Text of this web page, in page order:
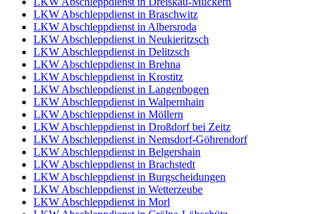
LKW Abschleppdienst in Braschwitz
LKW Abschleppdienst in Albersroda
LKW Abschleppdienst in Neukieritzsch
LKW Abschleppdienst in Delitzsch
LKW Abschleppdienst in Brehna
LKW Abschleppdienst in Krostitz
LKW Abschleppdienst in Langenbogen
LKW Abschleppdienst in Walpernhain
LKW Abschleppdienst in Möllern
LKW Abschleppdienst in Droßdorf bei Zeitz
LKW Abschleppdienst in Nemsdorf-Göhrendorf
LKW Abschleppdienst in Belgershain
LKW Abschleppdienst in Brachstedt
LKW Abschleppdienst in Burgscheidungen
LKW Abschleppdienst in Wetterzeube
LKW Abschleppdienst in Morl